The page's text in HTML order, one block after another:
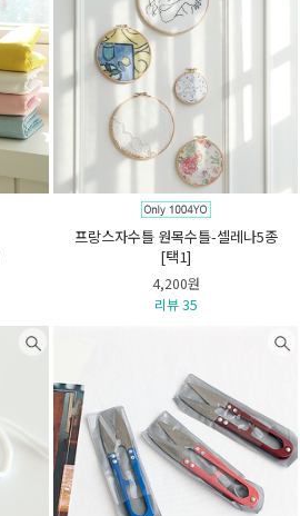
프랑스자수틀 원목수틀-셀레나5종
[택1]
4,200원
리뷰 35